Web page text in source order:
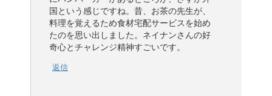
国という感じですね。昔、お茶の先生が、
料理を覚えるため食材宅配サービスを始め
たのを思い出しました。ネイナンさんの好
奇心とチャレンジ精神すごいです。
返信